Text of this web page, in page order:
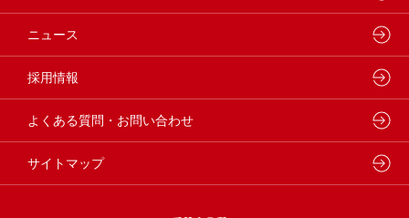
動物病院専用フード
フードコンシェル
どうぶつ病院宅配便
ペットライン 猫ノート
狂犬病予防
会社概要・事業所
代表メッセージ
企業理念・ビジョン
ニュース
採用情報
よくある質問・お問い合わせ
サイトマップ